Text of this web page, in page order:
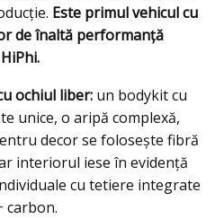
Este primul vehicul cu
de înaltă performanță
ochiul liber: un bodykit cu
unice, o aripă complexă,
decor se folosește fibră
interiorul iese în evidență
cu tetiere integrate
carbon.